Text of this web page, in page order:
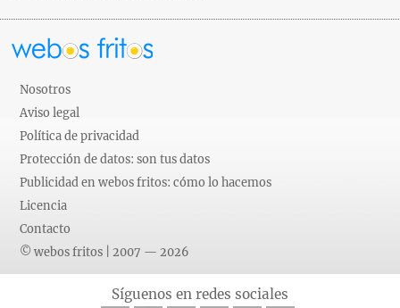
Nosotros
Aviso legal
Política de privacidad
Protección de datos: son tus datos
Publicidad en webos fritos: cómo lo hacemos
Licencia
Contacto
© webos fritos | 2007 — 2026
Síguenos en redes sociales